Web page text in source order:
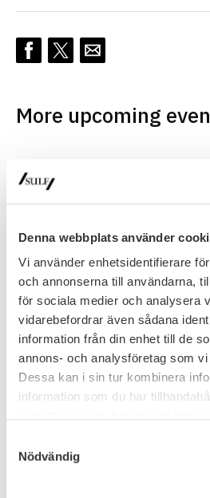
Denna webbplats använder
Vi använder enhetsidentifierare
och annonserna till användarna,
för sociala medier och analysera
vidarebefordrar även sådana
information från din enhet till de
annons- och analysföretag som
Dessa kan i sin tur kombinera
information som du har
Nödvändig
More upcoming
du redo för framtidens
Teknikutvecklingen går snabbare
teknologier skapar stora
krav. För att fortsätta vara
efterfrågad krävs nya sätt att
själv. När: …
16 September, 2026
Read more
Webinar: How to